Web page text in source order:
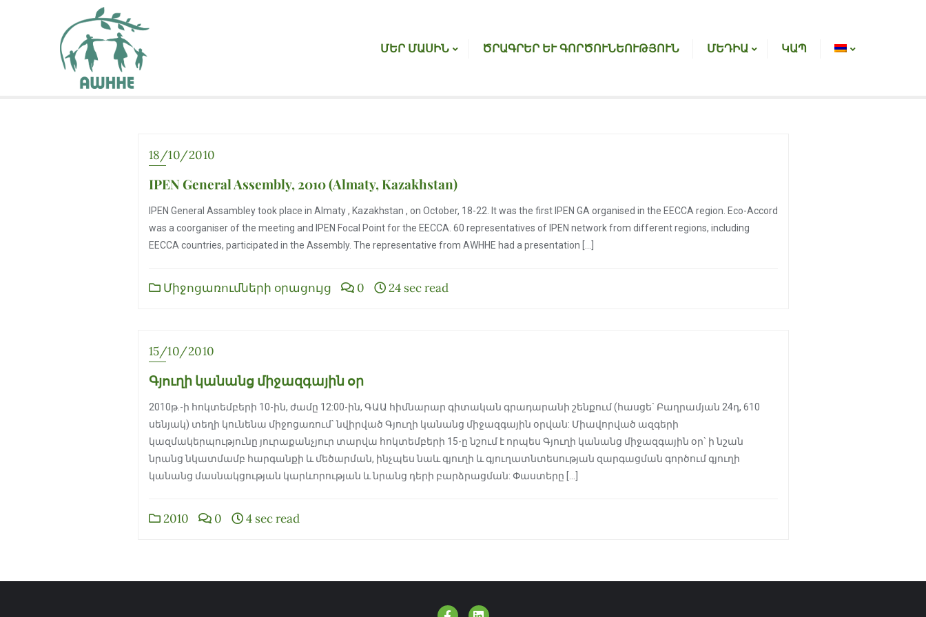
ՄԵՐ ՄԱՍԻՆ ԾՐԱԳՐԵՐ ԵՒ ԳՈՐԾՈՒՆԵՈՒԹՅՈՒՆ ՄԵԴԻԱ ԿԱՊ
18/10/2010
IPEN General Assembly, 2010 (Almaty, Kazakhstan)
IPEN General Assambley took place in Almaty , Kazakhstan , on October, 18-22. It was the first IPEN GA organised in the EECCA region. Eco-Accord
was a coorganiser of the meeting and IPEN Focal Point for the EECCA. 60 representatives of IPEN network from different regions, including
EECCA countries, participated in the Assembly. The representative from AWHHE had a presentation […]
Միջոցառումների օրացույց 0 24 sec read
15/10/2010
Գյուղի կանանց միջազգային օր
2010թ.-ի հոկտեմբերի 10-ին, ժամը 12:00-ին, ԳԱԱ հիմնարար գիտական գրադարանի շենքում (հասցե` Բաղրամյան 24դ, 610
սենյակ) տեղի կունենա միջոցառում` նվիրված Գյուղի կանանց միջազգային օրվան: Միավորված ազգերի
կազմակերպությունը յուրաքանչյուր տարվա հոկտեմբերի 15-ը նշում է որպես Գյուղի կանանց միջազգային օր` ի նշան
նրանց նկատմամբ հարգանքի և մեծարման, ինչպես նաև գյուղի և գյուղատնտեսության զարգացման գործում գյուղի
կանանց մասնակցության կարևորության և նրանց դերի բարձրացման: Փաստերը […]
2010 0 4 sec read